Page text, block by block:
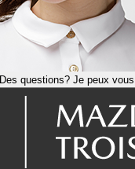
Des questions? Je peux